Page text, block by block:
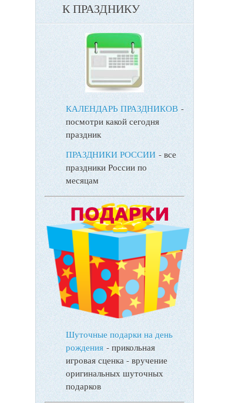
К ПРАЗДНИКУ
КАЛЕНДАРЬ ПРАЗДНИКОВ-
посмотри какой сегодня
праздник
ПРАЗДНИКИ РОССИИ- все
праздники России по
месяцам
Шуточные подарки на день
рождения - прикольная
игровая сценка - вручение
оригинальных шуточных
подарков